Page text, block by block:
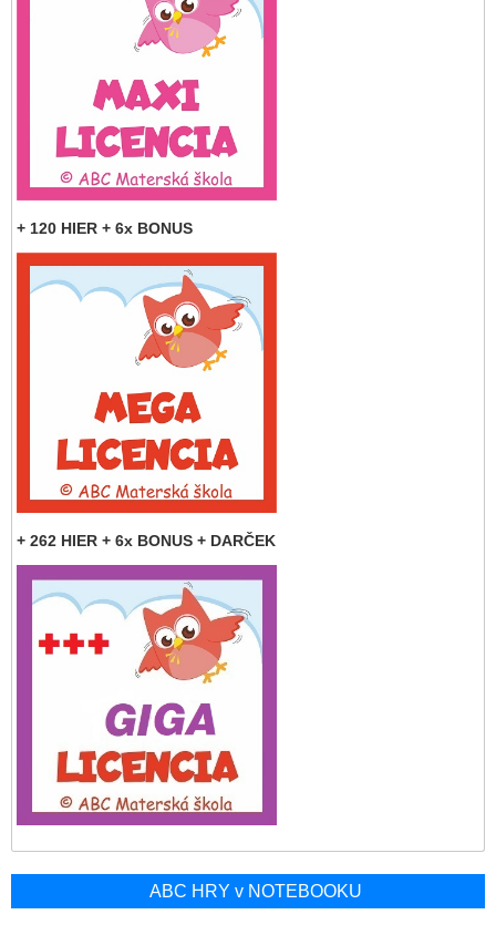
+ 120 HIER + 6x BONUS
+ 262 HIER + 6x BONUS + DARČEK
ABC HRY v NOTEBOOKU